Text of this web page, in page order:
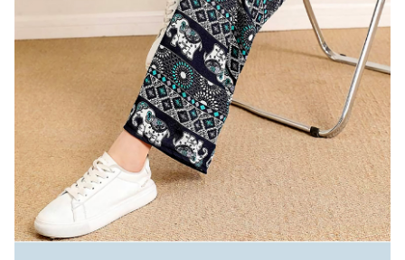
상품 상세설명 참조